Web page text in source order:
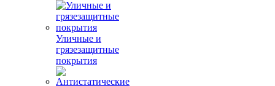
Уличные и
грязезащитные
покрытия